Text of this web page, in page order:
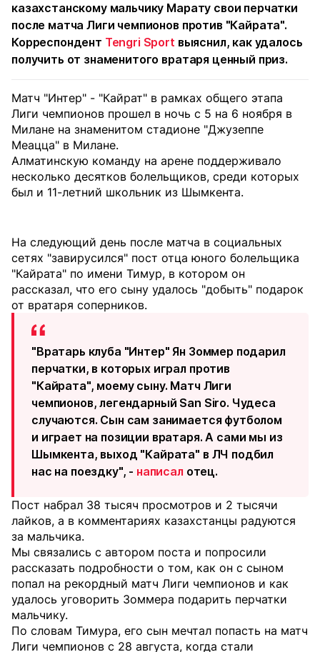
казахстанскому мальчику Марату свои перчатки
после матча Лиги чемпионов против "Кайрата".
Корреспондент Tengri Sport выяснил, как удалось
получить от знаменитого вратаря ценный приз.
Матч "Интер" - "Кайрат" в рамках общего этапа
Лиги чемпионов прошел в ночь с 5 на 6 ноября в
Милане на знаменитом стадионе "Джузеппе
Меацца" в Милане.
Алматинскую команду на арене поддерживало
несколько десятков болельщиков, среди которых
был и 11-летний школьник из Шымкента.
На следующий день после матча в социальных
сетях "завирусился" пост отца юного болельщика
"Кайрата" по имени Тимур, в котором он
рассказал, что его сыну удалось "добыть" подарок
от вратаря соперников.
"Вратарь клуба "Интер" Ян Зоммер подарил
перчатки, в которых играл против
"Кайрата", моему сыну. Матч Лиги
чемпионов, легендарный San Siro. Чудеса
случаются. Сын сам занимается футболом
и играет на позиции вратаря. А сами мы из
Шымкента, выход "Кайрата" в ЛЧ подбил
нас на поездку", - написал отец.
Пост набрал 38 тысяч просмотров и 2 тысячи
лайков, а в комментариях казахстанцы радуются
за мальчика.
Мы связались с автором поста и попросили
рассказать подробности о том, как он с сыном
попал на рекордный матч Лиги чемпионов и как
удалось уговорить Зоммера подарить перчатки
мальчику.
По словам Тимура, его сын мечтал попасть на матч
Лиги чемпионов с 28 августа, когда стали